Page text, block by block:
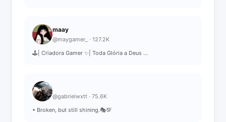
maay
@maygamer_ · 127.2K
🕹️| Criadora Gamer ✨| Toda Glória a Deus ...
@gabrielwxtt · 75.6K
• Broken, but still shining.🎭💯